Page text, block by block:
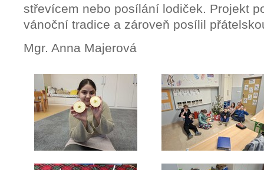
střevícem nebo posílání lodiček. Projekt
vánoční tradice a zároveň posílil
Mgr. Anna Majerová